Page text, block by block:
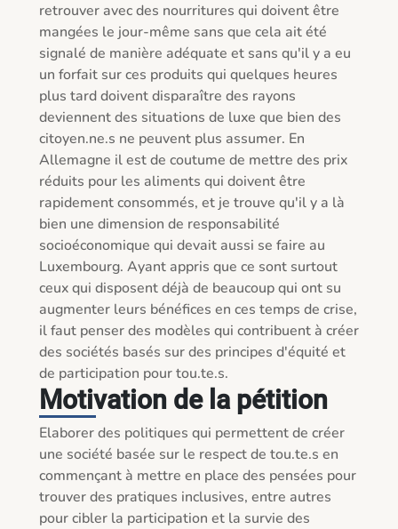
retrouver avec des nourritures qui doivent être
mangées le jour-même sans que cela ait été
signalé de manière adéquate et sans qu'il y a eu
un forfait sur ces produits qui quelques heures
plus tard doivent disparaître des rayons
deviennent des situations de luxe que bien des
citoyen.ne.s ne peuvent plus assumer. En
Allemagne il est de coutume de mettre des prix
réduits pour les aliments qui doivent être
rapidement consommés, et je trouve qu'il y a là
bien une dimension de responsabilité
socioéconomique qui devait aussi se faire au
Luxembourg. Ayant appris que ce sont surtout
ceux qui disposent déjà de beaucoup qui ont su
augmenter leurs bénéfices en ces temps de crise,
il faut penser des modèles qui contribuent à créer
des sociétés basés sur des principes d'équité et
de participation pour tou.te.s.
Motivation de la pétition
Elaborer des politiques qui permettent de créer
une société basée sur le respect de tou.te.s en
commençant à mettre en place des pensées pour
trouver des pratiques inclusives, entre autres
pour cibler la participation et la survie des